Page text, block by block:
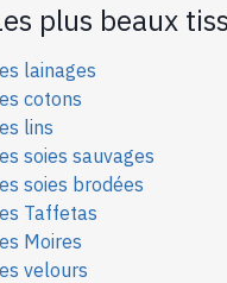
plus beaux
lainages
cotons
lins
soies sauvages
soies brodées
Taffetas
Moires
velours